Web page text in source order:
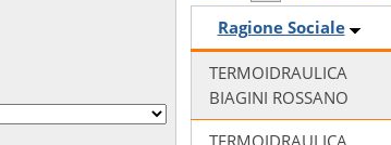
Ragione Sociale
TERMOIDRAULICA
BIAGINI ROSSANO